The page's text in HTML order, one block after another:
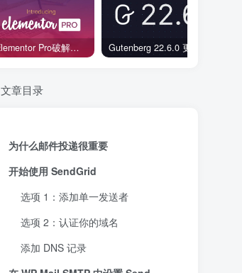
Elementor Pro破解版还能用吗？2026年常见风险与后果盘点
文章目录
为什么邮件投递很重要
开始使用 SendGrid
选项 1：添加单一发送者
选项 2：认证你的域名
添加 DNS 记录